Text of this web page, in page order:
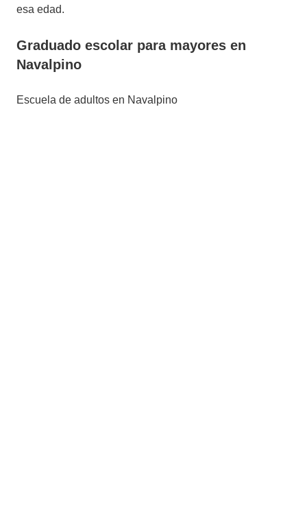
esa edad.
Graduado escolar para mayores en
Navalpino
Escuela de adultos en Navalpino